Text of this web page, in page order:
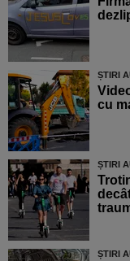
ȘTIRI
cu
ȘTIRI
ȘTIRI